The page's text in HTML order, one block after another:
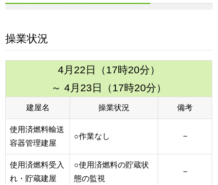
操業状況
4月22日（17時20分）
～ 4月23日（17時20分）
建屋名 操業状況 備考
使用済燃料輸送
容器管理建屋
○作業なし −
使用済燃料受入
れ・貯蔵建屋
○使用済燃料の貯蔵状
態の監視
−